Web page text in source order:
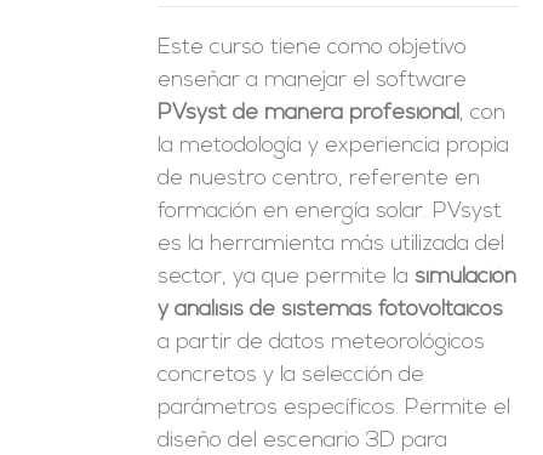
Este curso tiene como objetivo
enseñar a manejar el software
PVsyst de manera profesional, con
la metodología y experiencia propia
de nuestro centro, referente en
formación en energía solar. PVsyst
es la herramienta más utilizada del
sector, ya que permite la simulación
y análisis de sistemas fotovoltaicos
a partir de datos meteorológicos
concretos y la selección de
parámetros específicos. Permite el
diseño del escenario 3D para